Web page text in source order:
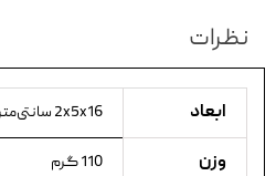
نظرات
ابعاد 2x5x16 سانتی‌متر
وزن 110 گرم